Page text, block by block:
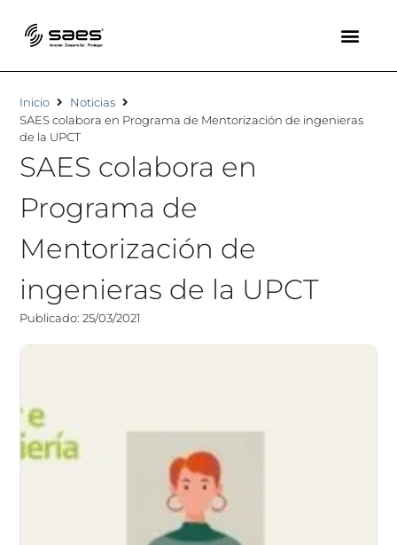
Inicio
Noticias
SAES colabora en Programa de Mentorización de ingenieras
de la UPCT
SAES colabora en
Programa de
Mentorización de
ingenieras de la UPCT
Publicado: 25/03/2021